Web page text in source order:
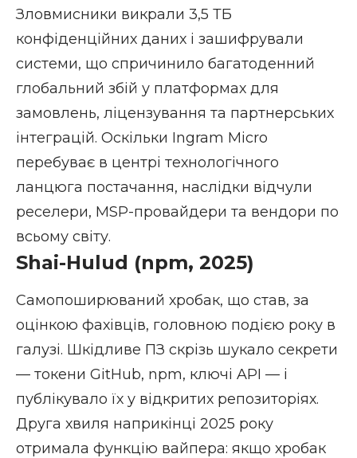
Зловмисники викрали 3,5 ТБ
конфіденційних даних і зашифрували
системи, що спричинило багатоденний
глобальний збій у платформах для
замовлень, ліцензування та партнерських
інтеграцій. Оскільки Ingram Micro
перебуває в центрі технологічного
ланцюга постачання, наслідки відчули
реселери, MSP-провайдери та вендори по
всьому світу.
Shai-Hulud (npm, 2025)
Самопоширюваний хробак, що став, за
оцінкою фахівців, головною подією року в
галузі. Шкідливе ПЗ скрізь шукало секрети
— токени GitHub, npm, ключі API — і
публікувало їх у відкритих репозиторіях.
Друга хвиля наприкінці 2025 року
отримала функцію вайпера: якщо хробак